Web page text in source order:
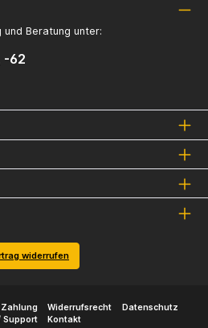
Beratung unter:
-62
widerrufen
Widerrufsrecht
Datenschutz
Support
Kontakt